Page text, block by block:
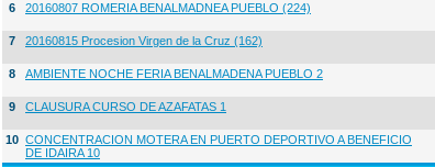
6 20160807 ROMERIA BENALMADNEA PUEBLO (224)
7 20160815 Procesion Virgen de la Cruz (162)
8 AMBIENTE NOCHE FERIA BENALMADENA PUEBLO 2
9 CLAUSURA CURSO DE AZAFATAS 1
10 CONCENTRACION MOTERA EN PUERTO DEPORTIVO A BENEFICIO
DE IDAIRA 10